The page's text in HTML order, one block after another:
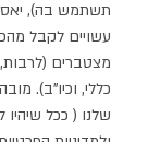
תשתמש בה), יאסף
עשויים לקבל
מצטברים
כללי, וכיו"ב).
שלנו ( ככל